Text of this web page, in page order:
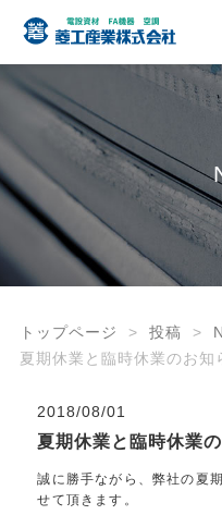
トップページ 投稿
夏期休業と臨時休業のお知
2018/08/01
夏期休業と臨時休業
誠に勝手ながら、弊社の夏
せて頂きます。